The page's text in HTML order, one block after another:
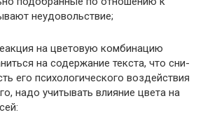
неудовольствие;
на цветовую комбинацию
на содержание текста, что сни­
его психологического воздействия
надо учитывать влияние цвета на